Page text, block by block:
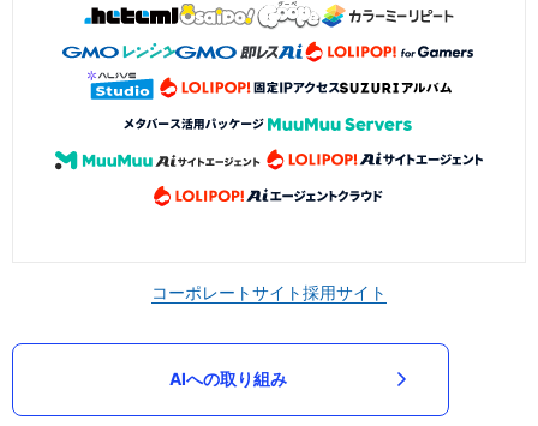
コーポレートサイト採用サイト
AIへの取り組み